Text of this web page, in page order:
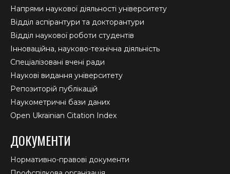
Напрями наукової діяльності університету
Відділ аспірантури та докторантури
Відділ наукової роботи студентів
Інноваційна, науково-технічна діяльність
Спеціалізовані вчені ради
Наукові видання університету
Репозиторій публікацій
Наукометричні бази даних
Open Ukrainian Citation Index
ДОКУМЕНТИ
Нормативно-правові документи